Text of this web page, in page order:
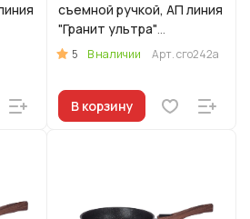
съемной ручкой, АП линия
"Гранит ультра"
(Оригинальный)
5 В наличии Арт.сго242а
В корзину